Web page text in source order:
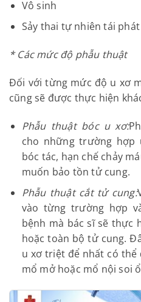
Đau nhiều, kéo dài, áp lực
bụng gây triệu chứng về
năng.
Vô sinh
Sảy thai tự nhiên tái phát
* Các mức độ phẫu thuật
trị cũng sẽ được thực hiện
Phẫu thuật bóc u xơ:
cho những trường hợp
bóc tác, hạn chế chảy
khi muốn bảo tồn tử
Phẫu thuật cắt tử cung: